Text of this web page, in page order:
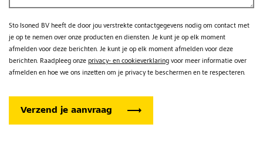
Sto Isoned BV heeft de door jou verstrekte contactgegevens nodig om contact met
je op te nemen over onze producten en diensten. Je kunt je op elk moment
afmelden voor deze berichten. Je kunt je op elk moment afmelden voor deze
berichten. Raadpleeg onze privacy- en cookieverklaring voor meer informatie over
afmelden en hoe we ons inzetten om je privacy te beschermen en te respecteren.